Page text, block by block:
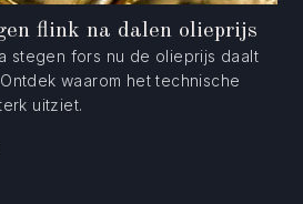
flink na dalen olieprijs
stegen fors nu de olieprijs daalt
waarom het technische
uitziet.